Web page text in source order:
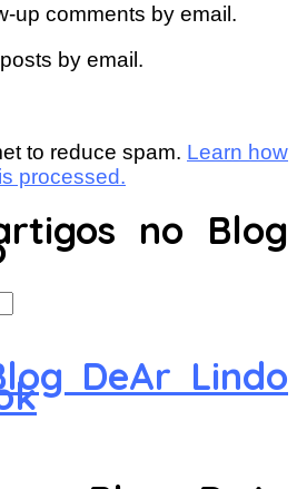
up comments by email.
by email.
to reduce spam. Learn how
processed.
no Blog
DeAr Lindo